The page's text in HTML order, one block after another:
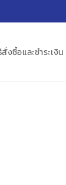
งซื้อและชำระเงิน